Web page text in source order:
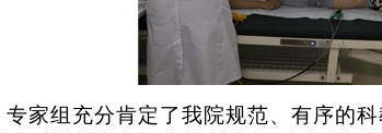
专家组充分肯定了我院规范、有序的